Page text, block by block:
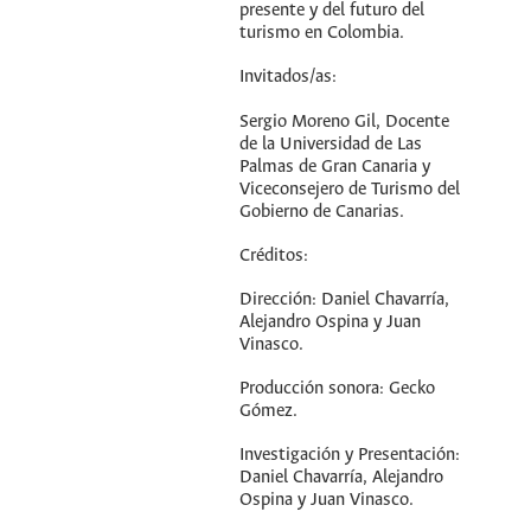
presente y del futuro del
turismo en Colombia.
Invitados/as:
Sergio Moreno Gil, Docente
de la Universidad de Las
Palmas de Gran Canaria y
Viceconsejero de Turismo del
Gobierno de Canarias.
Créditos:
Dirección: Daniel Chavarría,
Alejandro Ospina y Juan
Vinasco.
Producción sonora: Gecko
Gómez.
Investigación y Presentación:
Daniel Chavarría, Alejandro
Ospina y Juan Vinasco.